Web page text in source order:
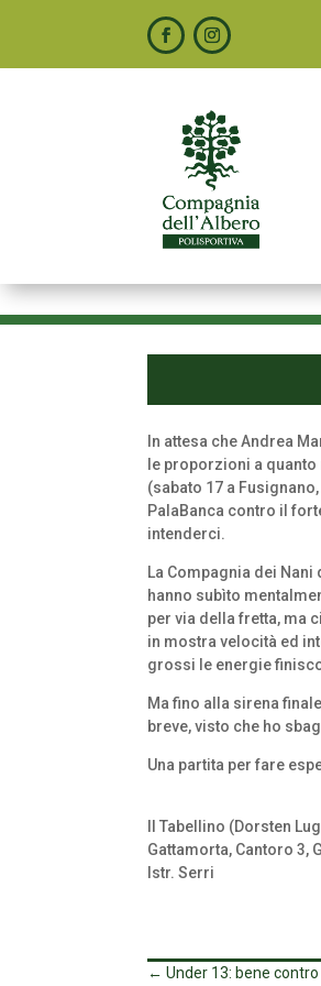
In attesa che Andrea
le proporzioni a
(sabato 17 a
PalaBanca contro il
intenderci.
La Compagnia dei
hanno subìto
per via della fretta, ma
in mostra velocità ed
grossi le energie
Ma fino alla sirena
breve, visto che ho
Una partita per fare
Il Tabellino (Dorsten
Gattamorta, Cantoro 3,
Istr. Serri
←Under 13: bene